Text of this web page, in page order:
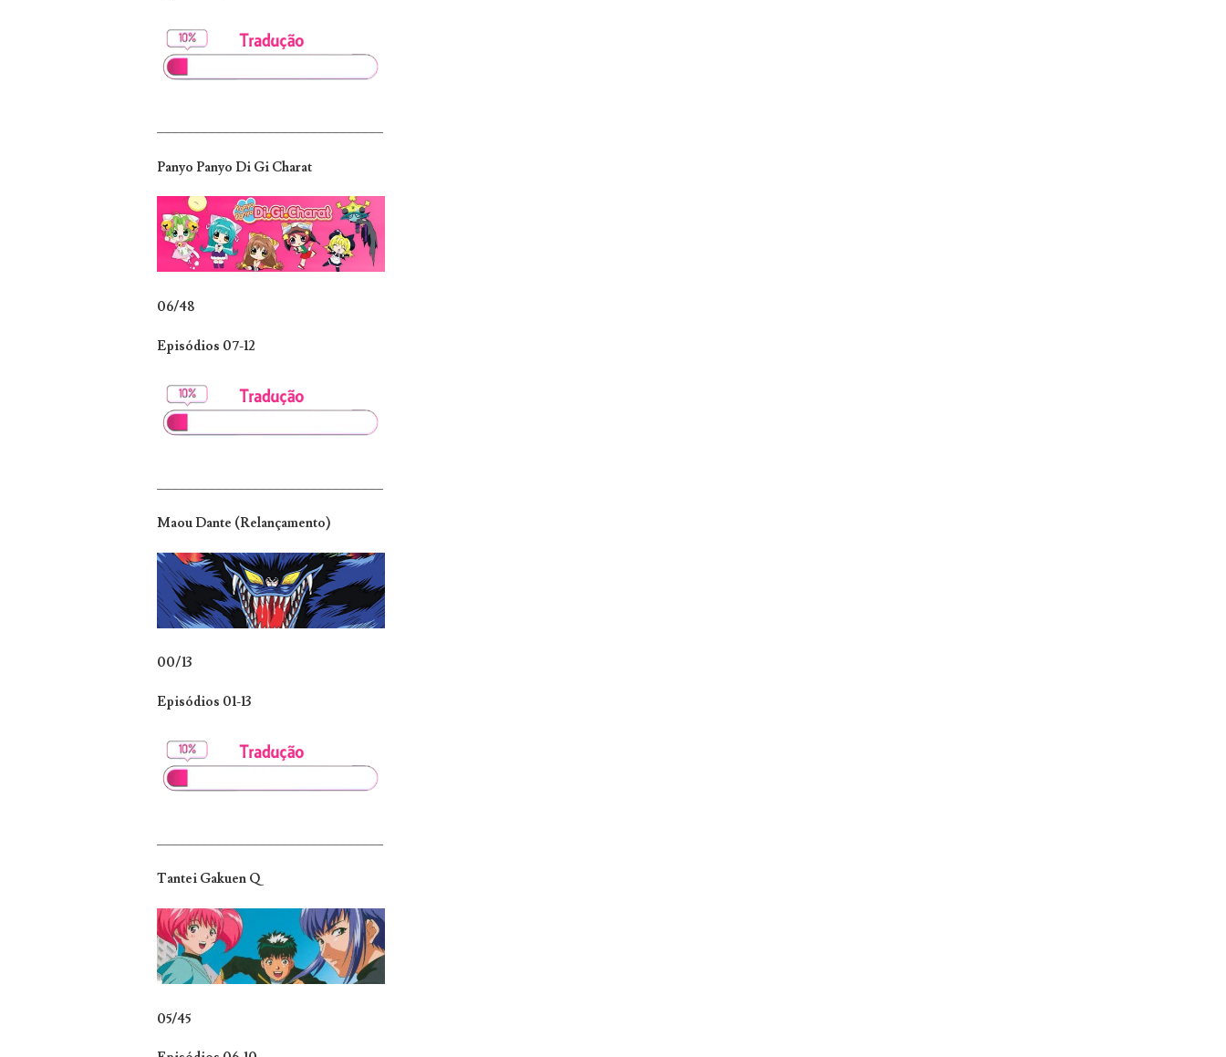
_______________________________
Panyo Panyo Di Gi Charat
06/48
Episódios 07-12
Maou Dante (Relançamento)
00/13
Episódios 01-13
_______________________________
Tantei Gakuen Q
05/45